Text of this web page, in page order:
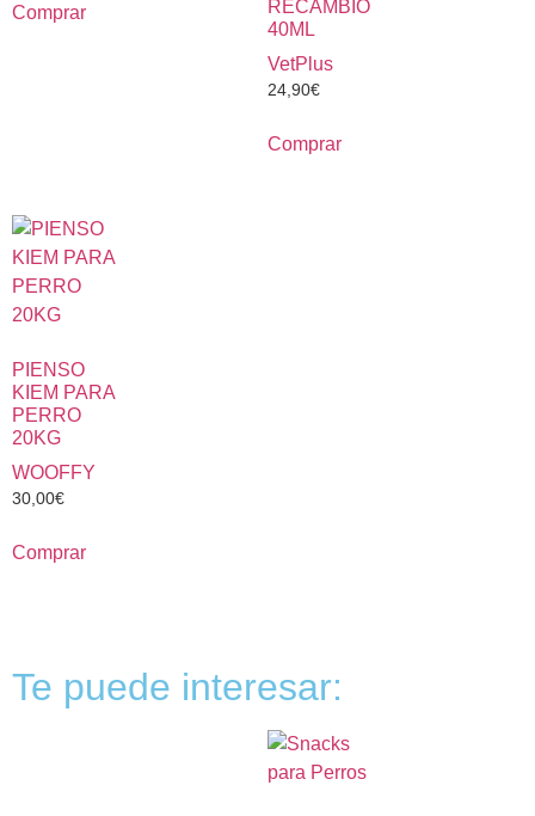
Comprar
RECAMBIO
40ML
VetPlus
24,90€
Comprar
PIENSO
KIEM PARA
PERRO
20KG
WOOFFY
30,00€
Comprar
Te puede interesar: